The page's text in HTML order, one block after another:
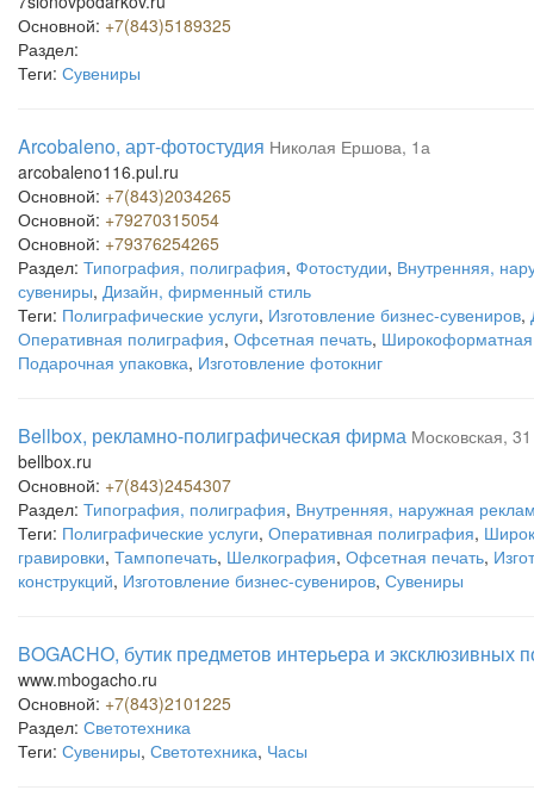
Основной: +7(843)5189325
Раздел:
Теги: Сувениры
Arcobaleno, арт-фотостудия Николая Ершова, 1а
arcobaleno116.pul.ru
Основной: +7(843)2034265
Основной: +79270315054
Основной: +79376254265
Раздел: Типография, полиграфия, Фотостудии, Внутренняя,
сувениры, Дизайн, фирменный стиль
Теги: Полиграфические услуги, Изготовление бизнес-сувениров,
Оперативная полиграфия, Офсетная печать, Широкоформатная
Подарочная упаковка, Изготовление фотокниг
Bellbox, рекламно-полиграфическая фирма Московская, 31
bellbox.ru
Основной: +7(843)2454307
Раздел: Типография, полиграфия, Внутренняя, наружная
Теги: Полиграфические услуги, Оперативная полиграфия,
гравировки, Тампопечать, Шелкография, Офсетная печать,
конструкций, Изготовление бизнес-сувениров, Сувениры
BOGACHO, бутик предметов интерьера и эксклюзивных
www.mbogacho.ru
Основной: +7(843)2101225
Раздел: Светотехника
Теги: Сувениры, Светотехника, Часы